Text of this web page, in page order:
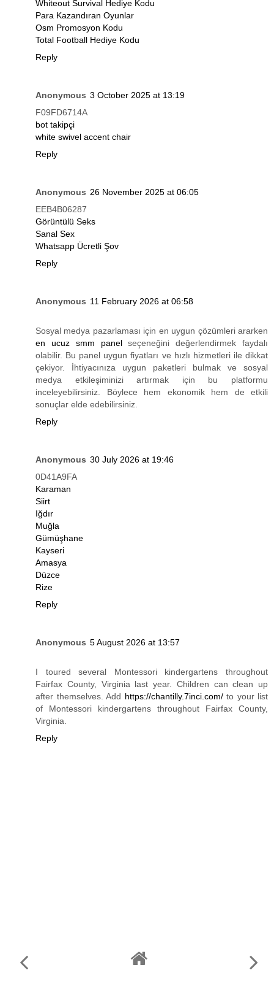
Whiteout Survival Hediye Kodu
Para Kazandıran Oyunlar
Osm Promosyon Kodu
Total Football Hediye Kodu
Reply
Anonymous 3 October 2025 at 13:19
F09FD6714A
bot takipçi
white swivel accent chair
Reply
Anonymous 26 November 2025 at 06:05
EEB4B06287
Görüntülü Seks
Sanal Sex
Whatsapp Ücretli Şov
Reply
Anonymous 11 February 2026 at 06:58
Sosyal medya pazarlaması için en uygun çözümleri ararken
en ucuz smm panelseçeneğini değerlendirmek faydalı
olabilir. Bu panel uygun fiyatları ve hızlı hizmetleri ile dikkat
çekiyor. İhtiyacınıza uygun paketleri bulmak ve sosyal
medya etkileşiminizi artırmak için bu platformu
inceleyebilirsiniz. Böylece hem ekonomik hem de etkili
sonuçlar elde edebilirsiniz.
Reply
Anonymous 30 July 2026 at 19:46
0D41A9FA
Karaman
Siirt
Iğdır
Muğla
Gümüşhane
Kayseri
Amasya
Düzce
Rize
Reply
Anonymous 5 August 2026 at 13:57
I toured several Montessori kindergartens throughout
Fairfax County, Virginia last year. Children can clean up
after themselves. Add https://chantilly.7inci.com/to your list
of Montessori kindergartens throughout Fairfax County,
Virginia.
Reply